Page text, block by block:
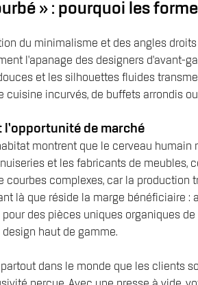
» : pourquoi les
du minimalisme et des angles
l'apanage des designers d'avant-
et les silhouettes fluides
cuisine incurvés, de buffets arrondis
de marché
montrent que le cerveau
et les fabricants de
courbes complexes, car la
là que réside la marge bénéficiaire
des pièces uniques organiques
design haut de gamme.
dans le monde que les clients